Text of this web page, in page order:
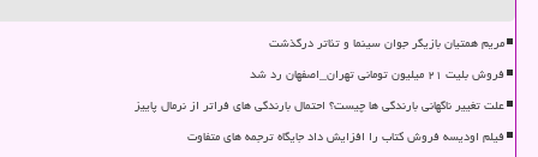
مریم همتیان بازیگر جوان سینما و تئاتر درگذشت
فروش بلیت ۲۱ میلیون تومانی تهران_اصفهان رد شد
علت تغییر ناگهانی بارندگی ها چیست؟ احتمال بارندگی های فراتر از نرمال پاییز
فیلم اودیسه فروش کتاب را افزایش داد جایگاه ترجمه های متفاوت